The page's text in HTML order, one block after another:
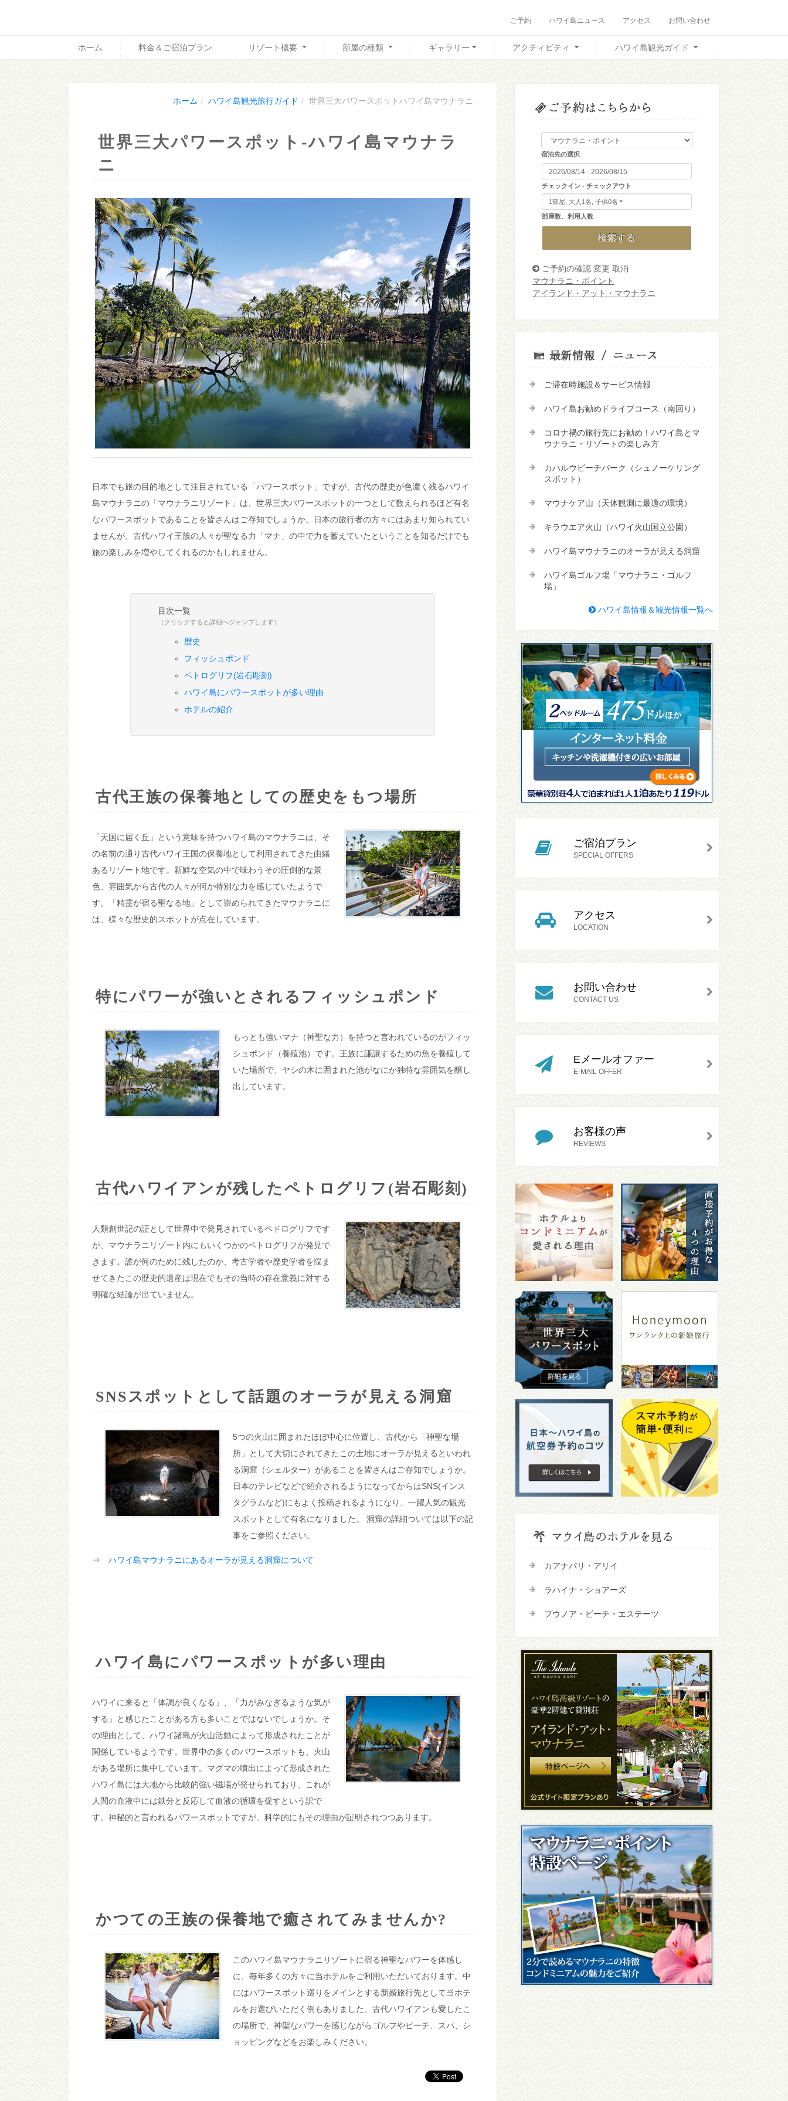
ご予約 ハワイ島ニュース アクセス お問い合わせ
ホーム 料金＆ご宿泊プラン リゾート概要 部屋の種類 ギャラリー アクティビティ ハワイ島観光ガイド
ホーム ハワイ島観光旅行ガイド 世界三大パワースポットハワイ島マウナラニ
世界三大パワースポット-ハワイ島マウナラ
ニ
日本でも旅の目的地として注目されている「パワースポット」ですが、古代の歴史が色濃く残るハワイ
島マウナラニの「マウナラニリゾート」は、世界三大パワースポットの一つとして数えられるほど有名
なパワースポットであることを皆さんはご存知でしょうか。日本の旅行者の方々にはあまり知られてい
ませんが、古代ハワイ王族の人々が聖なる力「マナ」の中で力を蓄えていたということを知るだけでも
旅の楽しみを増やしてくれるのかもしれません。
目次一覧
（クリックすると詳細へジャンプします）
歴史
フィッシュポンド
ペトログリフ(岩石彫刻)
ハワイ島にパワースポットが多い理由
ホテルの紹介
古代王族の保養地としての歴史をもつ場所
「天国に届く丘」という意味を持つハワイ島のマウナラニは、そ
の名前の通り古代ハワイ王国の保養地として利用されてきた由緒
あるリゾート地です。新鮮な空気の中で味わうその圧倒的な景
色、雰囲気から古代の人々が何か特別な力を感じていたようで
す。「精霊が宿る聖なる地」として崇められてきたマウナラニに
は、様々な歴史的スポットが点在しています。
特にパワーが強いとされるフィッシュポンド
もっとも強いマナ（神聖な力）を持つと言われているのがフィッ
シュポンド（養殖池）です。王族に謙譲するための魚を養殖して
いた場所で、ヤシの木に囲まれた池がなにか独特な雰囲気を醸し
出しています。
古代ハワイアンが残したペトログリフ(岩石彫刻)
人類創世記の証として世界中で発見されているペドログリフです
が、マウナラニリゾート内にもいくつかのペトログリフが発見で
きます。誰が何のために残したのか、考古学者や歴史学者を悩ま
せてきたこの歴史的遺産は現在でもその当時の存在意義に対する
明確な結論が出ていません。
SNSスポットとして話題のオーラが見える洞窟
5つの火山に囲まれたほぼ中心に位置し、古代から「神聖な場
所」として大切にされてきたこの土地にオーラが見えるといわれ
る洞窟（シェルター）があることを皆さんはご存知でしょうか。
日本のテレビなどで紹介されるようになってからはSNS(インス
タグラムなど)にもよく投稿されるようになり、一躍人気の観光
スポットとして有名になりました。 洞窟の詳細ついては以下の記
事をご参照ください。
⇒ ハワイ島マウナラニにあるオーラが見える洞窟について
ハワイ島にパワースポットが多い理由
ハワイに来ると「体調が良くなる」、「力がみなぎるような気が
する」と感じたことがある方も多いことではないでしょうか。そ
の理由として、ハワイ諸島が火山活動によって形成されたことが
関係しているようです。世界中の多くのパワースポットも、火山
がある場所に集中しています。マグマの噴出によって形成された
ハワイ島には大地から比較的強い磁場が発せられており、これが
人間の血液中には鉄分と反応して血液の循環を促すという訳で
す。神秘的と言われるパワースポットですが、科学的にもその理由が証明されつつあります。
かつての王族の保養地で癒されてみませんか?
このハワイ島マウナラニリゾートに宿る神聖なパワーを体感し
に、毎年多くの方々に当ホテルをご利用いただいております。中
にはパワースポット巡りをメインとする新婚旅行先として当ホテ
ルをお選びいただく例もありました。古代ハワイアンも愛したこ
の場所で、神聖なパワーを感じながらゴルフやビーチ、スパ、シ
ョッピングなどをお楽しみください。
宿泊先の選択
チェックイン - チェックアウト
1部屋, 大人1名, 子供0名
部屋数、利用人数
検索する
ご予約の確認 変更 取消
マウナラニ・ポイント
アイランド・アット・マウナラニ
ご滞在時施設＆サービス情報
ハワイ島お勧めドライブコース（南回り）
コロナ禍の旅行先にお勧め！ハワイ島とマ
ウナラニ・リゾートの楽しみ方
カハルウビーチパーク（シュノーケリング
スポット）
マウナケア山（天体観測に最適の環境）
キラウエア火山（ハワイ火山国立公園）
ハワイ島マウナラニのオーラが見える洞窟
ハワイ島ゴルフ場「マウナラニ・ゴルフ
場」
ハワイ島情報＆観光情報一覧へ
ご宿泊プラン
SPECIAL OFFERS
アクセス
LOCATION
お問い合わせ
CONTACT US
Eメールオファー
E-MAIL OFFER
お客様の声
REVIEWS
カアナパリ・アリイ
ラハイナ・ショアーズ
プウノア・ビーチ・エステーツ